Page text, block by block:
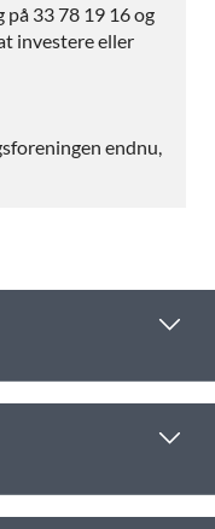
på 33 78 19 16 og
investere eller
endnu,